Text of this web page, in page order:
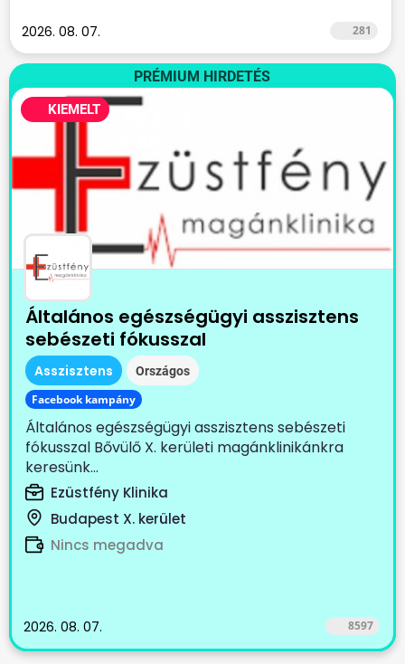
2026. 08. 07. 281
PRÉMIUM HIRDETÉS
KIEMELT
Általános egészségügyi asszisztens
sebészeti fókusszal
Asszisztens Országos
Facebook kampány
Általános egészségügyi asszisztens sebészeti
fókusszal Bővülő X. kerületi magánklinikánkra
keresünk...
Ezüstfény Klinika
Budapest X. kerület
Nincs megadva
2026. 08. 07. 8597